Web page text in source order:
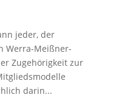
jeder, der
Werra-Meißner-
Zugehörigkeit zur
darin...